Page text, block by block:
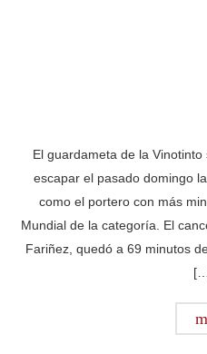
El guardameta de la
escapar el pasado domingo
como el portero con más
Mundial de la categoría. El
Fariñez, quedó a 69 minutos